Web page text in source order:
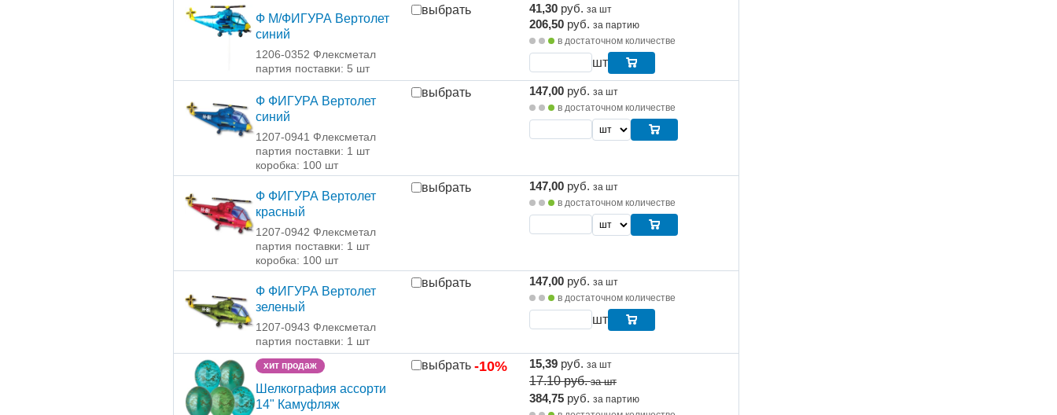
Ф М/ФИГУРА Вертолет
синий
1206-0352 Флексметал
партия поставки: 5 шт
выбрать 41,30 руб. за шт
206,50 руб. за партию
в достаточном количестве
шт
Ф ФИГУРА Вертолет
синий
1207-0941 Флексметал
партия поставки: 1 шт
коробка: 100 шт
выбрать 147,00 руб. за шт
в достаточном количестве
Ф ФИГУРА Вертолет
красный
1207-0942 Флексметал
партия поставки: 1 шт
коробка: 100 шт
выбрать 147,00 руб. за шт
в достаточном количестве
Ф ФИГУРА Вертолет
зеленый
1207-0943 Флексметал
партия поставки: 1 шт
выбрать 147,00 руб. за шт
в достаточном количестве
шт
хит продаж
Шелкография ассорти
14" Камуфляж
-10%
выбрать 15,39 руб. за шт
17.10руб. за шт
384,75 руб. за партию